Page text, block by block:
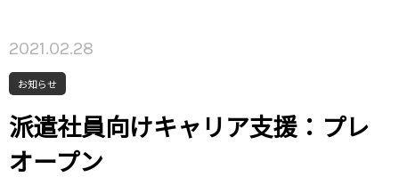
2021.02.28
お知らせ
派遣社員向けキャリア支援：プレ
オープン